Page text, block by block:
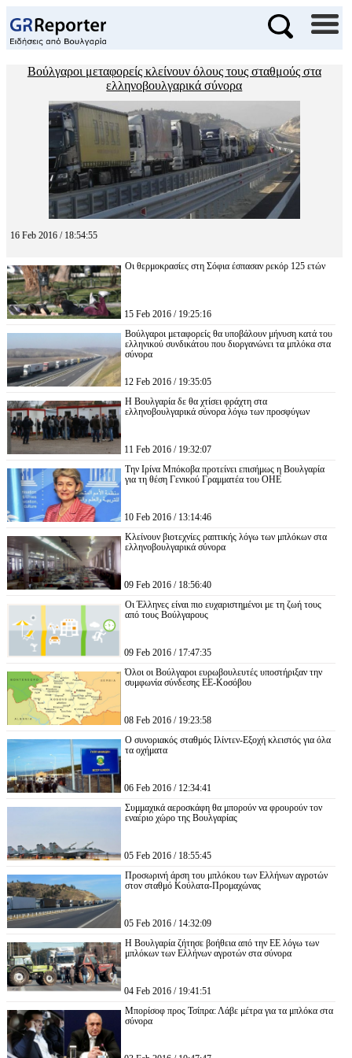
Βούλγαροι μεταφορείς κλείνουν όλους τους σταθμούς στα
ελληνοβουλγαρικά σύνορα
16 Feb 2016 / 18:54:55
Οι θερμοκρασίες στη Σόφια έσπασαν ρεκόρ 125 ετών
15 Feb 2016 / 19:25:16
Βούλγαροι μεταφορείς θα υποβάλουν μήνυση κατά του
ελληνικού συνδικάτου που διοργανώνει τα μπλόκα στα
σύνορα
12 Feb 2016 / 19:35:05
Η Βουλγαρία δε θα χτίσει φράχτη στα
ελληνοβουλγαρικά σύνορα λόγω των προσφύγων
11 Feb 2016 / 19:32:07
Την Ιρίνα Μπόκοβα προτείνει επισήμως η Βουλγαρία
για τη θέση Γενικού Γραμματέα του ΟΗΕ
10 Feb 2016 / 13:14:46
Κλείνουν βιοτεχνίες ραπτικής λόγω των μπλόκων στα
ελληνοβουλγαρικά σύνορα
09 Feb 2016 / 18:56:40
Οι Έλληνες είναι πιο ευχαριστημένοι με τη ζωή τους
από τους Βούλγαρους
09 Feb 2016 / 17:47:35
Όλοι οι Βούλγαροι ευρωβουλευτές υποστήριξαν την
συμφωνία σύνδεσης ΕΕ-Κοσόβου
08 Feb 2016 / 19:23:58
Ο συνοριακός σταθμός Ιλίντεν-Εξοχή κλειστός για όλα
τα οχήματα
06 Feb 2016 / 12:34:41
Συμμαχικά αεροσκάφη θα μπορούν να φρουρούν τον
εναέριο χώρο της Βουλγαρίας
05 Feb 2016 / 18:55:45
Προσωρινή άρση του μπλόκου των Ελλήνων αγροτών
στον σταθμό Κούλατα-Προμαχώνας
05 Feb 2016 / 14:32:09
Η Βουλγαρία ζήτησε βοήθεια από την ΕΕ λόγω των
μπλόκων των Ελλήνων αγροτών στα σύνορα
04 Feb 2016 / 19:41:51
Μπορίσοφ προς Τσίπρα: Λάβε μέτρα για τα μπλόκα στα
σύνορα